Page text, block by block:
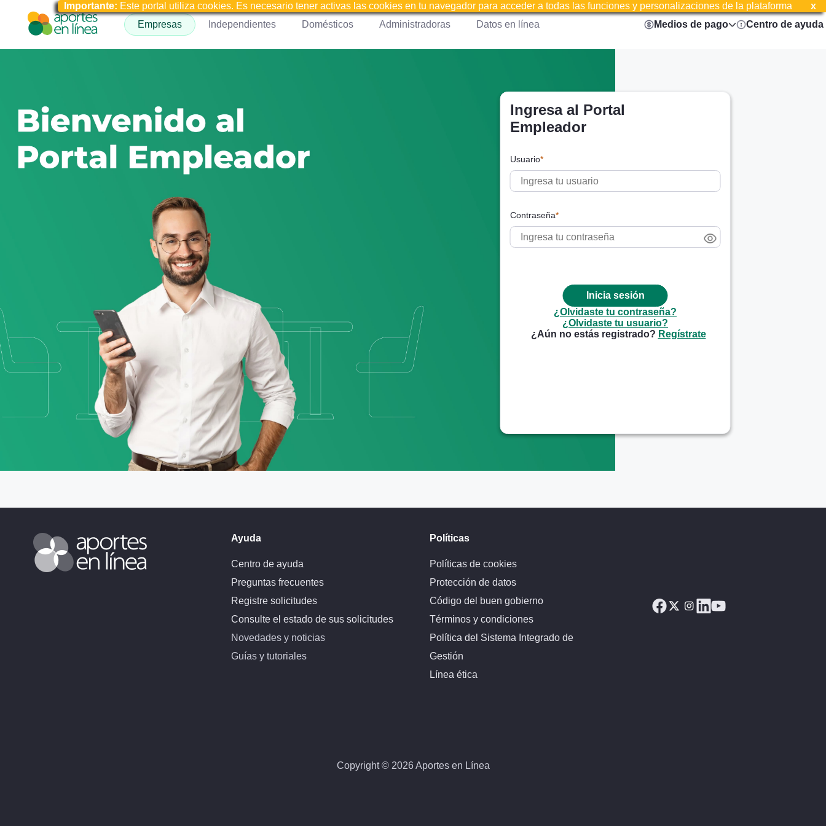
Importante: Este portal utiliza cookies. Es necesario tener activas las cookies en tu navegador para acceder a todas las funciones y personalizaciones de la plataforma
Empresas
Independientes Domésticos Administradoras Datos en línea Medios de pago Centro de ayuda
Ingresa al Portal
Empleador
Usuario*
Contraseña*
¿Olvidaste tu contraseña?
¿Olvidaste tu usuario?
¿Aún no estás registrado? Regístrate
Ayuda
Centro de ayuda
Preguntas frecuentes
Registre solicitudes
Consulte el estado de sus solicitudes
Novedades y noticias
Guías y tutoriales
Políticas
Políticas de cookies
Protección de datos
Código del buen gobierno
Términos y condiciones
Política del Sistema Integrado de
Gestión
Línea ética
Copyright © 2026 Aportes en Línea